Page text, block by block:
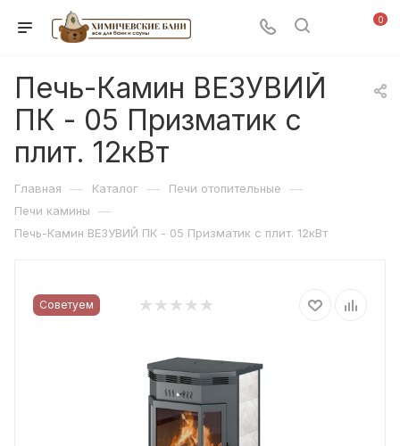
0
Печь-Камин ВЕЗУВИЙ
ПК - 05 Призматик с
плит. 12кВт
Главная — Каталог — Печи отопительные —
Печи камины —
Печь-Камин ВЕЗУВИЙ ПК - 05 Призматик с плит. 12кВт
Советуем